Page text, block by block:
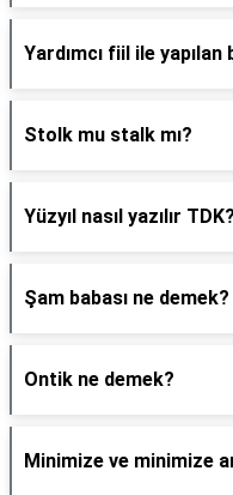
Yardımcı fiil ile
Stolk mu stalk mı?
Yüzyıl nasıl yazılır TDK?
Şam babası ne demek?
Ontik ne demek?
Minimize ve minimize